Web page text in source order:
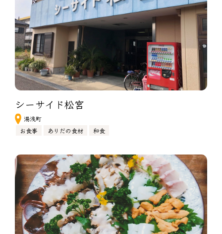
シーサイド松宮
湯浅町
お食事
ありだの食材 和食